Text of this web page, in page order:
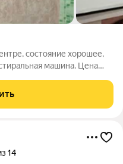
состояние хорошее,
машина. Цена
14